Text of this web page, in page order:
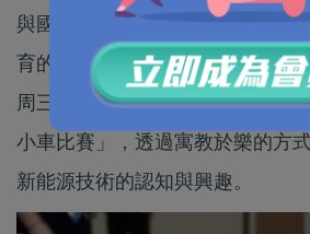
與國際市場的綠色氫能示範基地
育的推廣，機電工程署和教育局
周三（20日）舉辦「氫能車競賽
小車比賽」，透過寓教於樂的方
新能源技術的認知與興趣。